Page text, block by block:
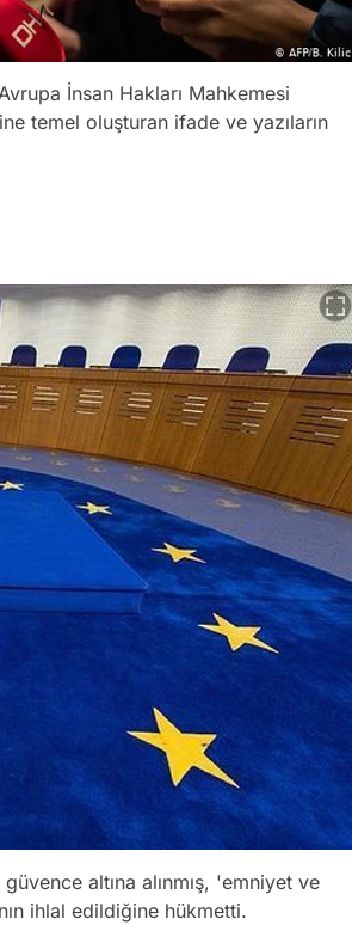
İnsan Hakları Mahkemesi
temel oluşturan ifade ve yazıların
altına alınmış, 'emniyet ve
ihlal edildiğine hükmetti.